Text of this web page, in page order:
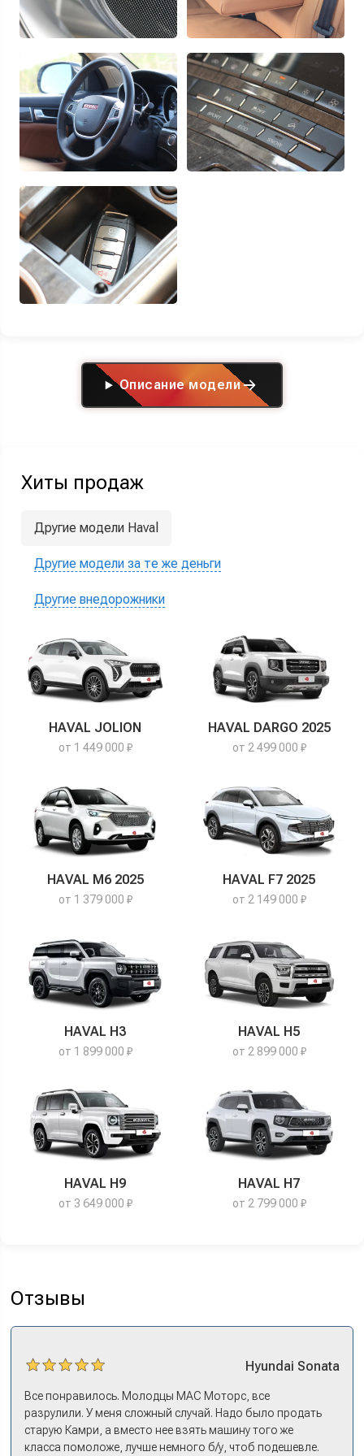
Описание модели
Хиты продаж
Другие модели Haval
Другие модели за те же деньги
Другие внедорожники
HAVAL JOLION
от 1 449 000 ₽
HAVAL DARGO 2025
от 2 499 000 ₽
HAVAL M6 2025
от 1 379 000 ₽
HAVAL F7 2025
от 2 149 000 ₽
HAVAL H3
от 1 899 000 ₽
HAVAL H5
от 2 899 000 ₽
HAVAL H9
от 3 649 000 ₽
HAVAL H7
от 2 799 000 ₽
Отзывы
Hyundai Sonata
Все понравилось. Молодцы МАС Моторс, все
разрулили. У меня сложный случай. Надо было продать
старую Камри, а вместо нее взять машину того же
класса помоложе, лучше немного б/у, чтоб подешевле.